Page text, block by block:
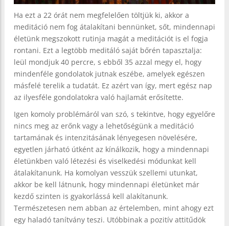
Ha ezt a 22 órát nem megfelelően töltjük ki, akkor a
meditáció nem fog átalakítani bennünket, sőt, mindennapi
életünk megszokott rutinja magát a meditációt is el fogja
rontani. Ezt a legtöbb meditáló saját bőrén tapasztalja:
leül mondjuk 40 percre, s ebből 35 azzal megy el, hogy
mindenféle gondolatok jutnak eszébe, amelyek egészen
másfelé terelik a tudatát. Ez azért van így, mert egész nap
az ilyesféle gondolatokra való hajlamát erősítette.
Igen komoly problémáról van szó, s tekintve, hogy egyelőre
nincs meg az erőnk vagy a lehetőségünk a meditáció
tartamának és intenzitásának lényegesen növelésére,
egyetlen járható útként az kínálkozik, hogy a mindennapi
életünkben való létezési és viselkedési módunkat kell
átalakítanunk. Ha komolyan vesszük szellemi utunkat,
akkor be kell látnunk, hogy mindennapi életünket már
kezdő szinten is gyakorlássá kell alakítanunk.
Természetesen nem abban az értelemben, mint ahogy ezt
egy haladó tanítvány teszi. Utóbbinak a pozitív attitűdök